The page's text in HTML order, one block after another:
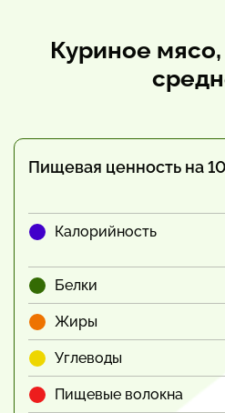
Куриное
Пищевая ценность на
Калорийность
Белки
Жиры
Углеводы
Пищевые волокна